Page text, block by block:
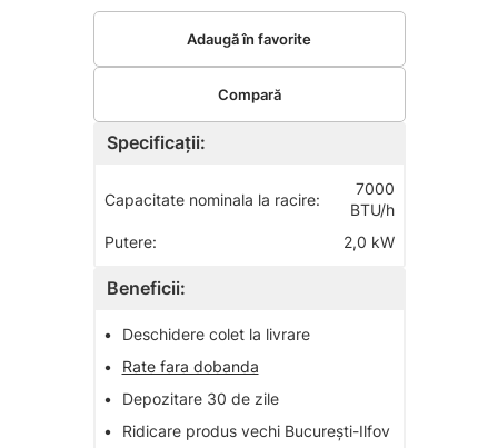
Specificații:
Capacitate nominala la racire:
7000
BTU/h
Putere:
2,0 kW
Beneficii:
•
Deschidere colet la livrare
•
Rate fara dobanda
•
Depozitare 30 de zile
•
Ridicare produs vechi București-Ilfov
Adaugă în favorite
Compară